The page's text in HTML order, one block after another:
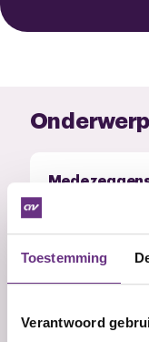
Toestemming
Verantwoord
In het
ouders en